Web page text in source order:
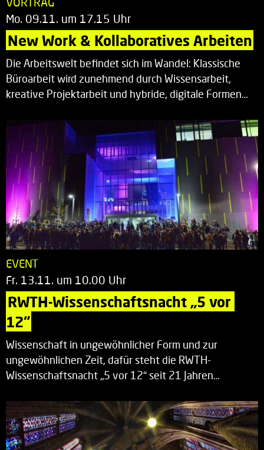
Mo. 09.11. um 17.15 Uhr
New Work & Kollaboratives Arbeiten
Die Arbeitswelt befindet sich im Wandel: Klassische
Büroarbeit wird zunehmend durch Wissensarbeit,
kreative Projektarbeit und hybride, digitale Formen…
EVENT
Fr. 13.11. um 10.00 Uhr
RWTH-Wissenschaftsnacht „5 vor
12“
Wissenschaft in ungewöhnlicher Form und zur
ungewöhnlichen Zeit, dafür steht die RWTH-
Wissenschaftsnacht „5 vor 12“ seit 21 Jahren…